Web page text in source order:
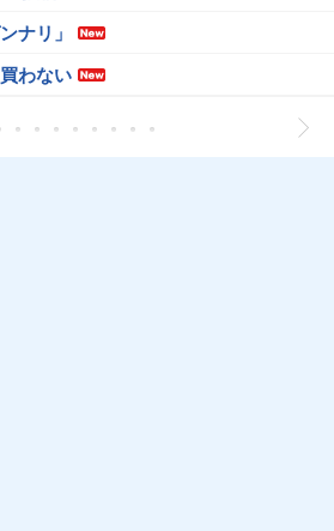
ナリ」
わない